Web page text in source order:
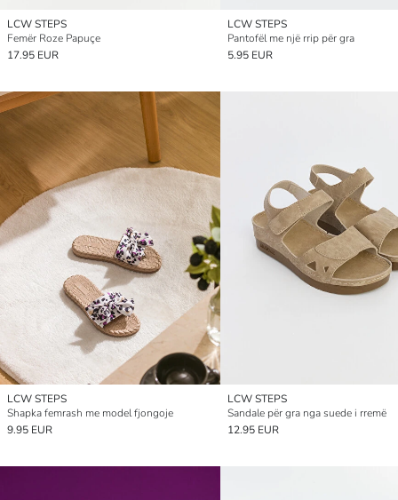
LCW STEPS
Femër Roze Papuçe
17.95 EUR
LCW STEPS
Pantofël me një rrip për gra
5.95 EUR
LCW STEPS
Shapka femrash me model fjongoje
9.95 EUR
LCW STEPS
Sandale për gra nga suede i rremë
12.95 EUR